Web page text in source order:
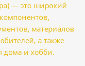
— это широкий
материалов
а также
дома и хобби.